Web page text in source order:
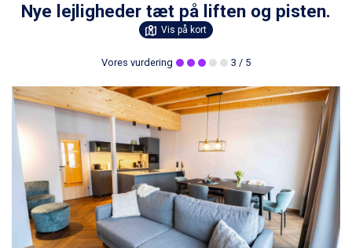
Nye lejligheder tæt på liften og pisten.
Vis på kort
Vores vurdering 3 / 5